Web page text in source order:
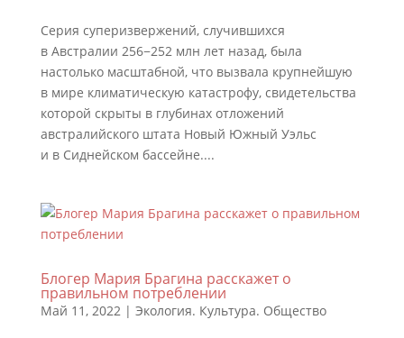
Серия суперизвержений, случившихся
в Австралии 256−252 млн лет назад, была
настолько масштабной, что вызвала крупнейшую
в мире климатическую катастрофу, свидетельства
которой скрыты в глубинах отложений
австралийского штата Новый Южный Уэльс
и в Сиднейском бассейне....
Блогер Мария Брагина расскажет о
правильном потреблении
Май 11, 2022| Экология. Культура. Общество